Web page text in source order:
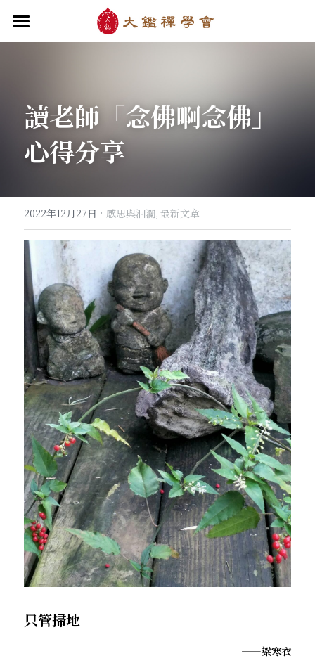
首頁
成立緣起與宗旨
關於大鑑禪堂
入會申請
大鑑導師
禪行者簡介
．兩座山之間
．華嚴初始
．雨季，兩個旅人
．花開最末
．杏葉詩
．閱讀與人生（上）——談閱讀對自我生
命的啟發
．閱讀與人生（下）——談閱讀對自我生
命的啟發
．挑戰自我的魅力
．黃昏之悸
．焚不滅的心
．死生流注
．刺桐心木
．中古世紀的殉道者
梁寒衣著作（書目/序/評論）
他方之眼（報導/評論/學術研究）
最新消息/課程
行向圓覺/課程・共修
華嚴智海/教觀、禪觀
宗門之眼/經藏之美
拄杖在手
拄杖在手/論文・演講・座談・開示
拄杖在手/隨身法藏
寒雪付衣/散文・詩歌・偈贊
薔薇與棘原/現代小說・寓言小說・佛化小說
影之聲/電影內外觀
道在一切/影音
光光交會/導介・轉載
線上聆聽
【道德經】
【勝鬘經】
行道瓔珞
感思與洄瀾
千眼書屋/書籍．作品
搜索
聯絡我們
讀老師「念佛啊念佛」
心得分享
2022年12月27日 · 感思與洄瀾, 最新文章
只管掃地
——梁寒衣